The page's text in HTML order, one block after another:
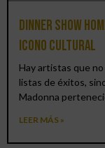
Dinner Show
icono cultural
Hay artistas que
listas de éxitos,
Madonna
LEER MÁS »